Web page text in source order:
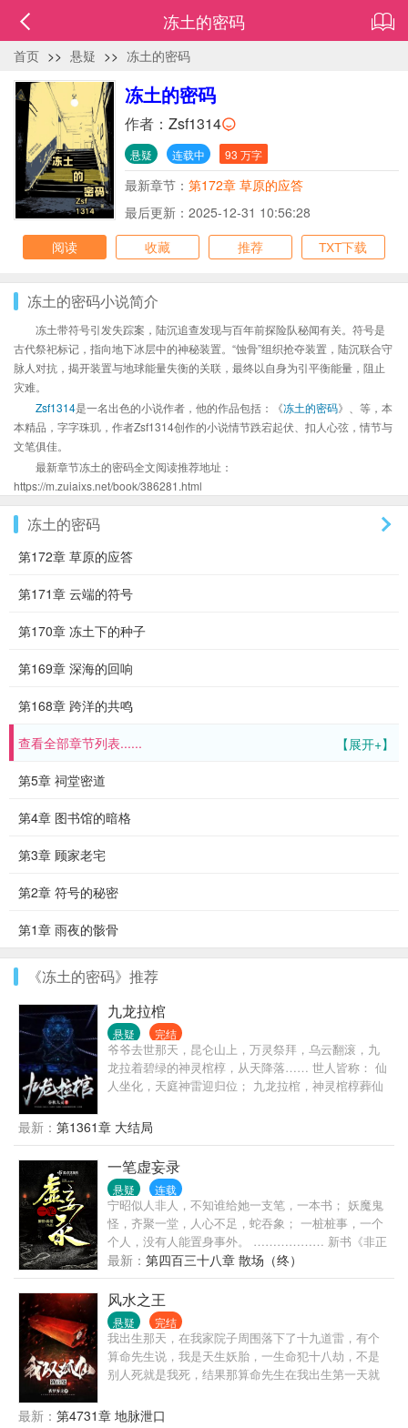
冻土的密码
首页 >> 悬疑 >> 冻土的密码
冻土的密码
作者： Zsf1314
悬疑 连载中 93 万字
最新章节： 第172章 草原的应答
最后更新：2025-12-31 10:56:28
阅读
收藏 推荐 TXT下载
冻土的密码小说简介
冻土带符号引发失踪案，陆沉追查发现与百年前探险队秘闻有关。符号是
古代祭祀标记，指向地下冰层中的神秘装置。“蚀骨”组织抢夺装置，陆沉联合守
脉人对抗，揭开装置与地球能量失衡的关联，最终以自身为引平衡能量，阻止
灾难。
Zsf1314是一名出色的小说作者，他的作品包括：《冻土的密码》、等，本
本精品，字字珠玑，作者Zsf1314创作的小说情节跌宕起伏、扣人心弦，情节与
文笔俱佳。
最新章节冻土的密码全文阅读推荐地址：
https://m.zuiaixs.net/book/386281.html
冻土的密码
第172章 草原的应答
第171章 云端的符号
第170章 冻土下的种子
第169章 深海的回响
第168章 跨洋的共鸣
【展开+】
查看全部章节列表......
第5章 祠堂密道
第4章 图书馆的暗格
第3章 顾家老宅
第2章 符号的秘密
第1章 雨夜的骸骨
《冻土的密码》推荐
九龙拉棺
悬疑 完结
爷爷去世那天，昆仑山上，万灵祭拜，乌云翻滚，九
龙拉着碧绿的神灵棺椁，从天降落…… 世人皆称： 仙
人坐化，天庭神雷迎归位； 九龙拉棺，神灵棺椁葬仙
最新： 第1361章 大结局
一笔虚妄录
悬疑 连载
宁昭似人非人，不知谁给她一支笔，一本书； 妖魔鬼
怪，齐聚一堂，人心不足，蛇吞象； 一桩桩事，一个
个人，没有人能置身事外。 ……………… 新书《非正
经捕灵师》上线，欢迎读者老爷们前来围观
最新： 第四百三十八章 散场（终）
风水之王
悬疑 完结
我出生那天，在我家院子周围落下了十九道雷，有个
算命先生说，我是天生妖胎，一生命犯十八劫，不是
别人死就是我死，结果那算命先生在我出生第一天就
最新： 第4731章 地脉泄口